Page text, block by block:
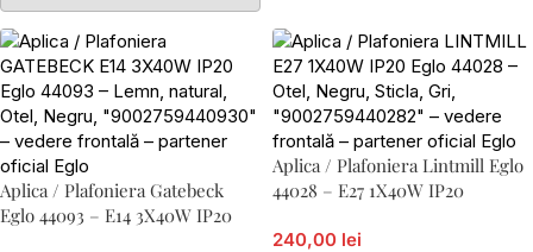
Aplica / Plafoniera Gatebeck
Eglo 44093 – E14 3X40W IP20
Aplica / Plafoniera Lintmill Eglo
44028 – E27 1X40W IP20
240,00 lei